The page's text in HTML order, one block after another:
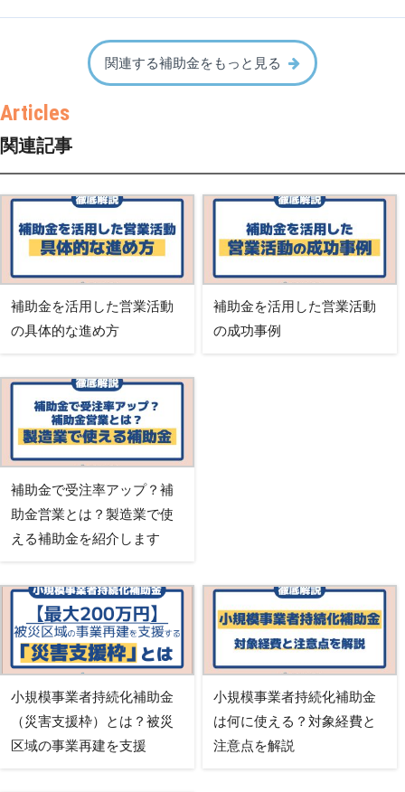
関連する補助金をもっと見る
関連記事
補助金を活用した営業活動
の具体的な進め方
補助金を活用した営業活動
の成功事例
補助金で受注率アップ？補
助金営業とは？製造業で使
える補助金を紹介します
小規模事業者持続化補助金
（災害支援枠）とは？被災
区域の事業再建を支援
小規模事業者持続化補助金
は何に使える？対象経費と
注意点を解説